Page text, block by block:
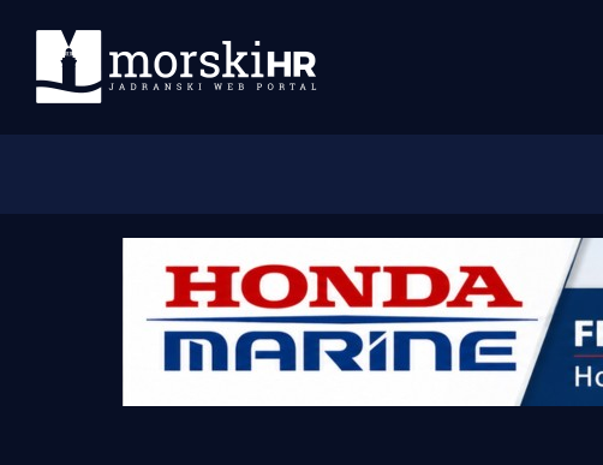
Morski plus